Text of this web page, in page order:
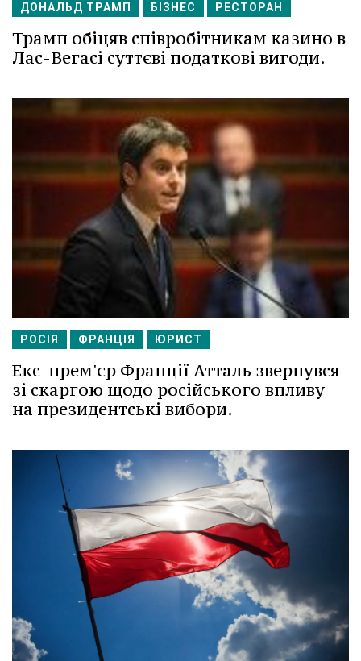
ДОНАЛЬД ТРАМП БІЗНЕС РЕСТОРАН
Трамп обіцяв співробітникам казино в
Лас-Вегасі суттєві податкові вигоди.
РОСІЯ ФРАНЦІЯ ЮРИСТ
Екс-прем'єр Франції Атталь звернувся
зі скаргою щодо російського впливу
на президентські вибори.